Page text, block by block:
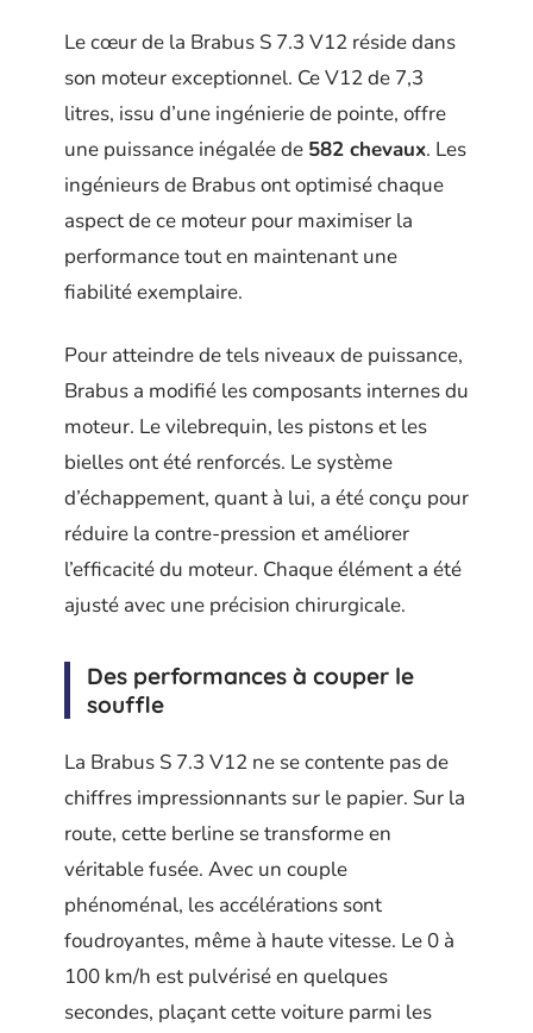
Le cœur de la Brabus S 7.3 V12 réside dans
son moteur exceptionnel. Ce V12 de 7,3
litres, issu d’une ingénierie de pointe, offre
une puissance inégalée de 582 chevaux. Les
ingénieurs de Brabus ont optimisé chaque
aspect de ce moteur pour maximiser la
performance tout en maintenant une
fiabilité exemplaire.
Pour atteindre de tels niveaux de puissance,
Brabus a modifié les composants internes du
moteur. Le vilebrequin, les pistons et les
bielles ont été renforcés. Le système
d’échappement, quant à lui, a été conçu pour
réduire la contre-pression et améliorer
l’efficacité du moteur. Chaque élément a été
ajusté avec une précision chirurgicale.
Des performances à couper le
souffle
La Brabus S 7.3 V12 ne se contente pas de
chiffres impressionnants sur le papier. Sur la
route, cette berline se transforme en
véritable fusée. Avec un couple
phénoménal, les accélérations sont
foudroyantes, même à haute vitesse. Le 0 à
100 km/h est pulvérisé en quelques
secondes, plaçant cette voiture parmi les